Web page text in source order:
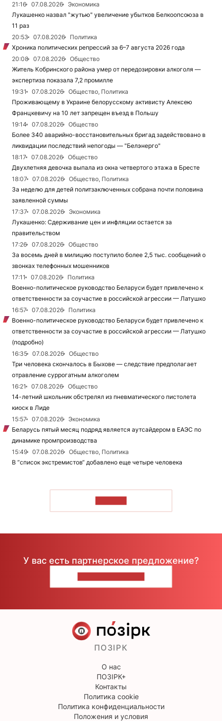
21:16
07.08.2026
Экономика
Лукашенко назвал "жутью" увеличение убытков Белкоопсоюза в
11 раз
20:53
07.08.2026
Политика
Хроника политических репрессий за 6–7 августа 2026 года
20:08
07.08.2026
Общество
Житель Кобринского района умер от передозировки алкоголя —
экспертиза показала 7,2 промилле
19:31
07.08.2026
Общество, Политика
Проживающему в Украине белорусскому активисту Алексею
Францкевичу на 10 лет запрещен въезд в Польшу
19:14
07.08.2026
Общество
Более 340 аварийно-восстановительных бригад задействовано в
ликвидации последствий непогоды — "Белэнерго"
18:17
07.08.2026
Общество
Двухлетняя девочка выпала из окна четвертого этажа в Бресте
18:07
07.08.2026
Общество, Политика
За неделю для детей политзаключенных собрана почти половина
заявленной суммы
17:37
07.08.2026
Экономика
Лукашенко: Сдерживание цен и инфляции остается за
правительством
17:26
07.08.2026
Общество
За восемь дней в милицию поступило более 2,5 тыс. сообщений о
звонках телефонных мошенников
17:11
07.08.2026
Политика
Военно-политическое руководство Беларуси будет привлечено к
ответственности за соучастие в российской агрессии — Латушко
16:57
07.08.2026
Политика
Военно-политическое руководство Беларуси будет привлечено к
ответственности за соучастие в российской агрессии — Латушко
(подробно)
16:35
07.08.2026
Общество
Три человека скончалось в Быхове — следствие предполагает
отравление суррогатным алкоголем
16:21
07.08.2026
Общество
14-летний школьник обстрелял из пневматического пистолета
киоск в Лиде
15:57
07.08.2026
Экономика
Беларусь пятый месяц подряд является аутсайдером в ЕАЭС по
динамике промпроизводства
15:49
07.08.2026
Общество, Политика
В “список экстремистов“ добавлено еще четыре человека
У вас есть партнерское предложение?
ПОЗІРК
О нас
ПОЗІРК+
Контакты
Политика cookie
Политика конфиденциальности
Положения и условия